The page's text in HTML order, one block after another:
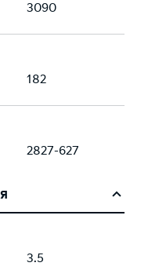
3090
182
2827-627
3.5